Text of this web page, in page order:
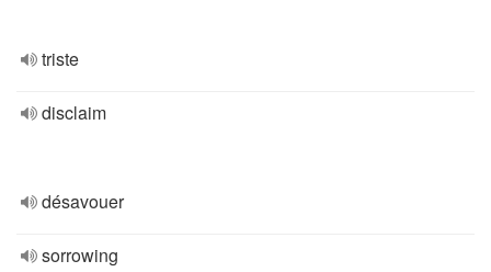
triste
disclaim
désavouer
sorrowing